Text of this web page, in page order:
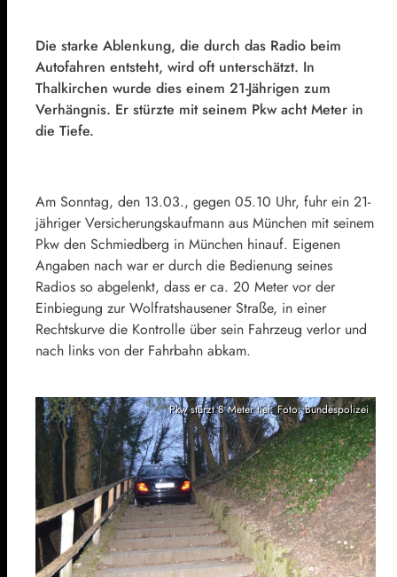
Die starke Ablenkung, die durch das Radio beim
Autofahren entsteht, wird oft unterschätzt. In
Thalkirchen wurde dies einem 21-Jährigen zum
Verhängnis. Er stürzte mit seinem Pkw acht Meter in
die Tiefe.
Am Sonntag, den 13.03., gegen 05.10 Uhr, fuhr ein 21-
jähriger Versicherungskaufmann aus München mit seinem
Pkw den Schmiedberg in München hinauf. Eigenen
Angaben nach war er durch die Bedienung seines
Radios so abgelenkt, dass er ca. 20 Meter vor der
Einbiegung zur Wolfratshausener Straße, in einer
Rechtskurve die Kontrolle über sein Fahrzeug verlor und
nach links von der Fahrbahn abkam.
Pkw stürzt 8 Meter tief. Foto: Bundespolizei